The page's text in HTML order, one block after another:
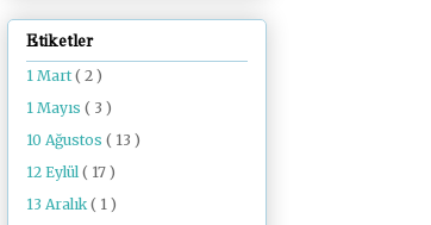
Etiketler
1 Mart ( 2 )
1 Mayıs ( 3 )
10 Ağustos ( 13 )
12 Eylül ( 17 )
13 Aralık ( 1 )